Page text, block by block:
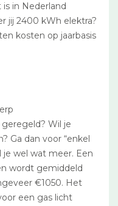
in Nederland
jij 2400 kWh elektra?
kosten op jaarbasis
Wil je
Ga dan voor “enkel
je wel wat meer. Een
wordt gemiddeld
€1050. Het
een gas licht